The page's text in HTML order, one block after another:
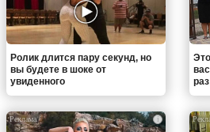
Ролик длится пару секунд, но
вы будете в шоке от
увиденного
раз
i